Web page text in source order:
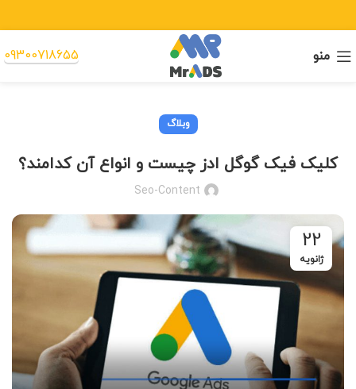
منو 09300718655
وبلاگ
کلیک فیک گوگل ادز چیست و انواع آن کدامند؟
Seo-Content
22
ژانویه